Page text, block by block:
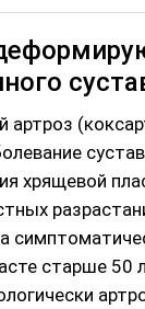
хрящевой
старше 50